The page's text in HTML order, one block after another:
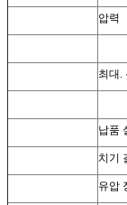
압력
최대.
납품
치기
유압